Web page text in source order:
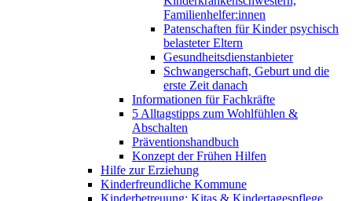
Familienhelfer:innen
Patenschaften für Kinder psychisch
belasteter Eltern
Gesundheitsdienstanbieter
Schwangerschaft, Geburt und die
erste Zeit danach
Informationen für Fachkräfte
5 Alltagstipps zum Wohlfühlen &
Abschalten
Präventionshandbuch
Konzept der Frühen Hilfen
Hilfe zur Erziehung
Kinderfreundliche Kommune
Kinderbetreuung: Kitas & Kindertagespflege